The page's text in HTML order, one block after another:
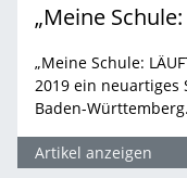
„Meine Schule:
2019 ein
Baden-
Artikel anzeigen